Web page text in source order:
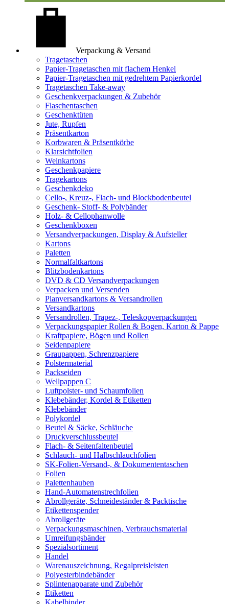
Verpackung & Versand
Tragetaschen
Papier-Tragetaschen mit flachem Henkel
Papier-Tragetaschen mit gedrehtem Papierkordel
Tragetaschen Take-away
Geschenkverpackungen & Zubehör
Flaschentaschen
Geschenktüten
Jute, Rupfen
Präsentkarton
Korbwaren & Präsentkörbe
Klarsichtfolien
Weinkartons
Geschenkpapiere
Tragekartons
Geschenkdeko
Cello-, Kreuz-, Flach- und Blockbodenbeutel
Geschenk- Stoff- & Polybänder
Holz- & Cellophanwolle
Geschenkboxen
Versandverpackungen, Display & Aufsteller
Kartons
Paletten
Normalfaltkartons
Blitzbodenkartons
DVD & CD Versandverpackungen
Verpacken und Versenden
Planversandkartons & Versandrollen
Versandkartons
Versandrollen, Trapez-, Teleskopverpackungen
Verpackungspapier Rollen & Bogen, Karton & Pappe
Kraftpapiere, Bögen und Rollen
Seidenpapiere
Graupappen, Schrenzpapiere
Polstermaterial
Packseiden
Wellpappen C
Luftpolster- und Schaumfolien
Klebebänder, Kordel & Etiketten
Klebebänder
Polykordel
Beutel & Säcke, Schläuche
Druckverschlussbeutel
Flach- & Seitenfaltenbeutel
Schlauch- und Halbschlauchfolien
SK-Folien-Versand-, & Dokumententaschen
Folien
Palettenhauben
Hand-Automatenstrechfolien
Abrollgeräte, Schneideständer & Packtische
Etikettenspender
Abrollgeräte
Verpackungsmaschinen, Verbrauchsmaterial
Umreifungsbänder
Spezialsortiment
Handel
Warenauszeichnung, Regalpreisleisten
Polyesterbindebänder
Splintenapparate und Zubehör
Etiketten